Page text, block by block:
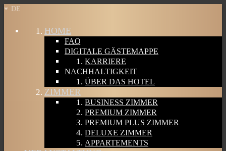
DE
HOME
FAQ
DIGITALE GÄSTEMAPPE
KARRIERE
NACHHALTIGKEIT
ÜBER DAS HOTEL
ZIMMER
BUSINESS ZIMMER
PREMIUM ZIMMER
PREMIUM PLUS ZIMMER
DELUXE ZIMMER
APPARTEMENTS